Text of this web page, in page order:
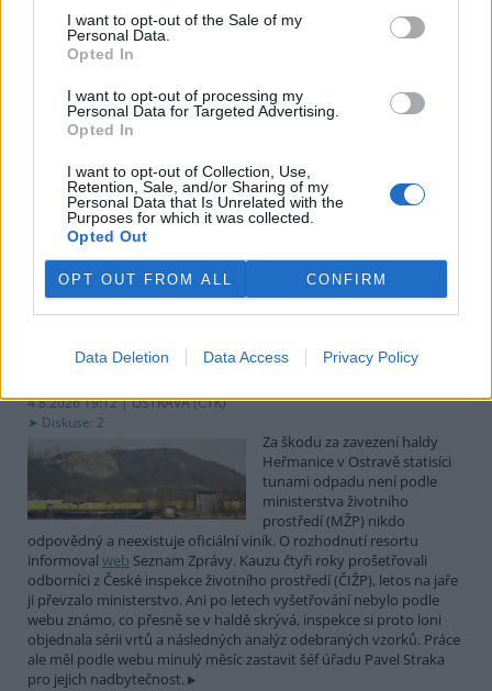
I want to opt-out of the Sale of my
Personal Data.
Opted In
I want to opt-out of processing my
Personal Data for Targeted Advertising.
Opted In
I want to opt-out of Collection, Use,
Retention, Sale, and/or Sharing of my
Personal Data that Is Unrelated with the
Purposes for which it was collected.
Opted Out
OPT OUT FROM ALL CONFIRM
Data Deletion Data Access Privacy Policy
5.8.2026 01:12 | ŘÍM (ČTK)
Diskuse: 2
měňavými krovkami, jejichž
původní domovinou je
Japonsko, se stávají čím dál
sadech a vinicích a zanechávají za sebou listy s vykousanými
mřížkami, což oslabuje rostliny a snižuje úrodu, napsala agentura
AP.
Ministerstvo v kauze haldy Heřmanice rozhodlo, že
4.8.2026 19:12 | OSTRAVA (ČTK)
Diskuse: 2
Za škodu za zavezení haldy
Heřmanice v Ostravě statisíci
tunami odpadu není podle
ministerstva životního
prostředí (MŽP) nikdo
odpovědný a neexistuje oficiální viník. O rozhodnutí resortu
informoval web Seznam Zprávy. Kauzu čtyři roky prošetřovali
odborníci z České inspekce životního prostředí (ČIŽP), letos na jaře
ji převzalo ministerstvo. Ani po letech vyšetřování nebylo podle
webu známo, co přesně se v haldě skrývá, inspekce si proto loni
objednala sérii vrtů a následných analýz odebraných vzorků. Práce
ale měl podle webu minulý měsíc zastavit šéf úřadu Pavel Straka
pro jejich nadbytečnost.